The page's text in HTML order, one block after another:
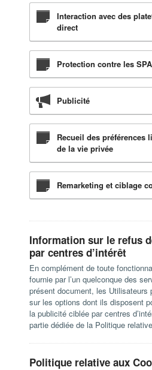
Interaction avec des
direct
Protection contre les
Publicité
Recueil des préférences
de la vie privée
Remarketing et ciblage
Information sur le refus
par centres d’intérêt
En complément de toute
fournie par l’un quelconque des
présent document, les Utilisateurs
sur les options dont ils disposent
la publicité ciblée par centres
partie dédiée de la Politique
Politique relative aux